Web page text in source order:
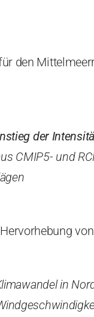
den
der
CMIP5- und
in